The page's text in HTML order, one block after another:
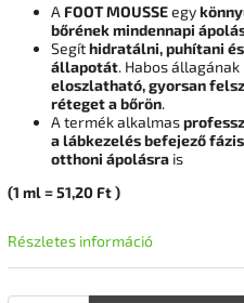
A FOOT MOUSSEegy
bőrének mindennapi
Segíthidratálni, puhítani
állapotát. Habos
eloszlatható, gyorsan
réteget a bőrön.
A termék alkalmas
a lábkezelés befejező
otthoni ápolásra is
(1 ml= 51,20 Ft)
Részletes információ